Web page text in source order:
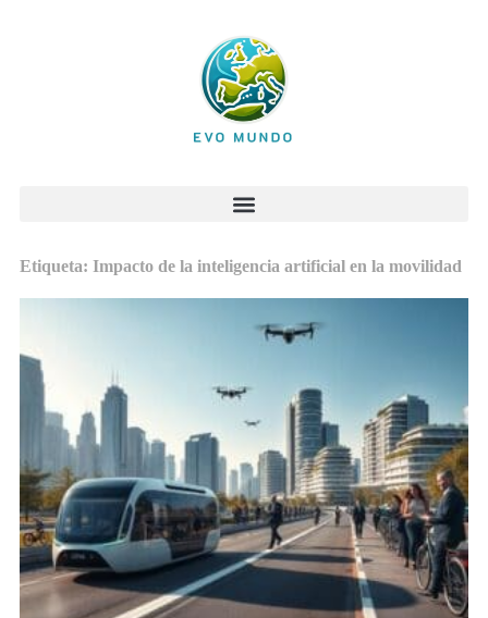
Etiqueta: Impacto de la inteligencia artificial en la movilidad